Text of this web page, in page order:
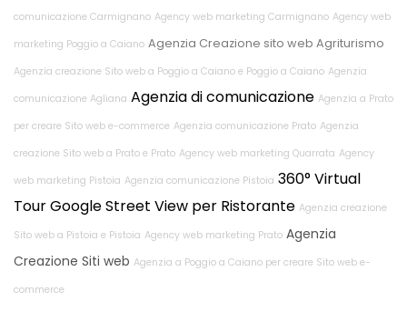
comunicazione Carmignano Agency web marketing Carmignano Agency web
marketing Poggio a Caiano Agenzia Creazione sito web Agriturismo
Agenzia creazione Sito web a Poggio a Caiano e Poggio a Caiano Agenzia
comunicazione Agliana Agenzia di comunicazione Agenzia a Prato
per creare Sito web e-commerce Agenzia comunicazione Prato Agenzia
creazione Sito web a Prato e Prato Agency web marketing Quarrata Agency
web marketing Pistoia Agenzia comunicazione Pistoia 360° Virtual
Tour Google Street View per Ristorante Agenzia creazione
Sito web a Pistoia e Pistoia Agency web marketing Prato Agenzia
Creazione Siti web Agenzia a Poggio a Caiano per creare Sito web e-
commerce